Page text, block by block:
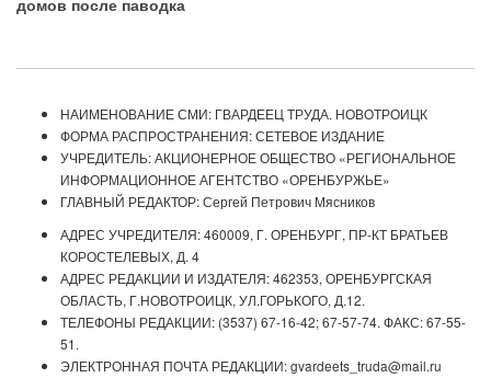
домов после паводка
НАИМЕНОВАНИЕ СМИ: ГВАРДЕЕЦ ТРУДА. НОВОТРОИЦК
ФОРМА РАСПРОСТРАНЕНИЯ: СЕТЕВОЕ ИЗДАНИЕ
УЧРЕДИТЕЛЬ: АКЦИОНЕРНОЕ ОБЩЕСТВО «РЕГИОНАЛЬНОЕ
ИНФОРМАЦИОННОЕ АГЕНТСТВО «ОРЕНБУРЖЬЕ»
ГЛАВНЫЙ РЕДАКТОР: Сергей Петрович Мясников
АДРЕС УЧРЕДИТЕЛЯ: 460009, Г. ОРЕНБУРГ, ПР-КТ БРАТЬЕВ
КОРОСТЕЛЕВЫХ, Д. 4
АДРЕС РЕДАКЦИИ И ИЗДАТЕЛЯ: 462353, ОРЕНБУРГСКАЯ
ОБЛАСТЬ, Г.НОВОТРОИЦК, УЛ.ГОРЬКОГО, Д.12.
ТЕЛЕФОНЫ РЕДАКЦИИ: (3537) 67-16-42; 67-57-74. ФАКС: 67-55-
51.
ЭЛЕКТРОННАЯ ПОЧТА РЕДАКЦИИ: gvardeets_truda@mail.ru